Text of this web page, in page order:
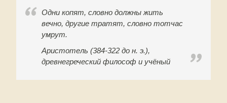
Одни копят, словно должны жить
вечно, другие тратят, словно тотчас
умрут.
Аристотель (384-322 до н. э.),
древнегреческий философ и учёный